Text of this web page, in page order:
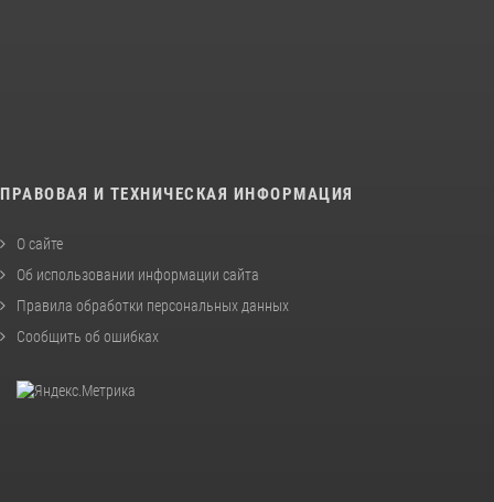
ПРАВОВАЯ И ТЕХНИЧЕСКАЯ ИНФОРМАЦИЯ
О сайте
Об использовании информации сайта
Правила обработки персональных данных
Сообщить об ошибках